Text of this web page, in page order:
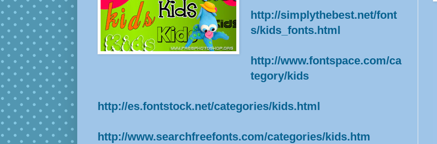
http://simplythebest.net/font
s/kids_fonts.html
http://www.fontspace.com/ca
tegory/kids
http://es.fontstock.net/categories/kids.html
http://www.searchfreefonts.com/categories/kids.htm